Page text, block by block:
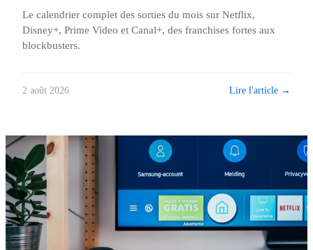
Le calendrier complet des sorties du mois sur Netflix,
Disney+, Prime Video et Canal+, des franchises fortes aux
blockbusters.
2 août 2026 Lire l'article →